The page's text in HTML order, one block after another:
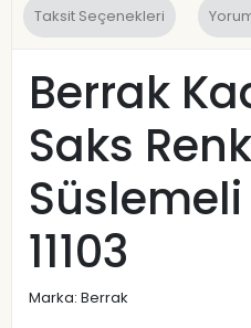
Taksit Seçenekleri
Berrak
Saks
11103
Marka: Berrak